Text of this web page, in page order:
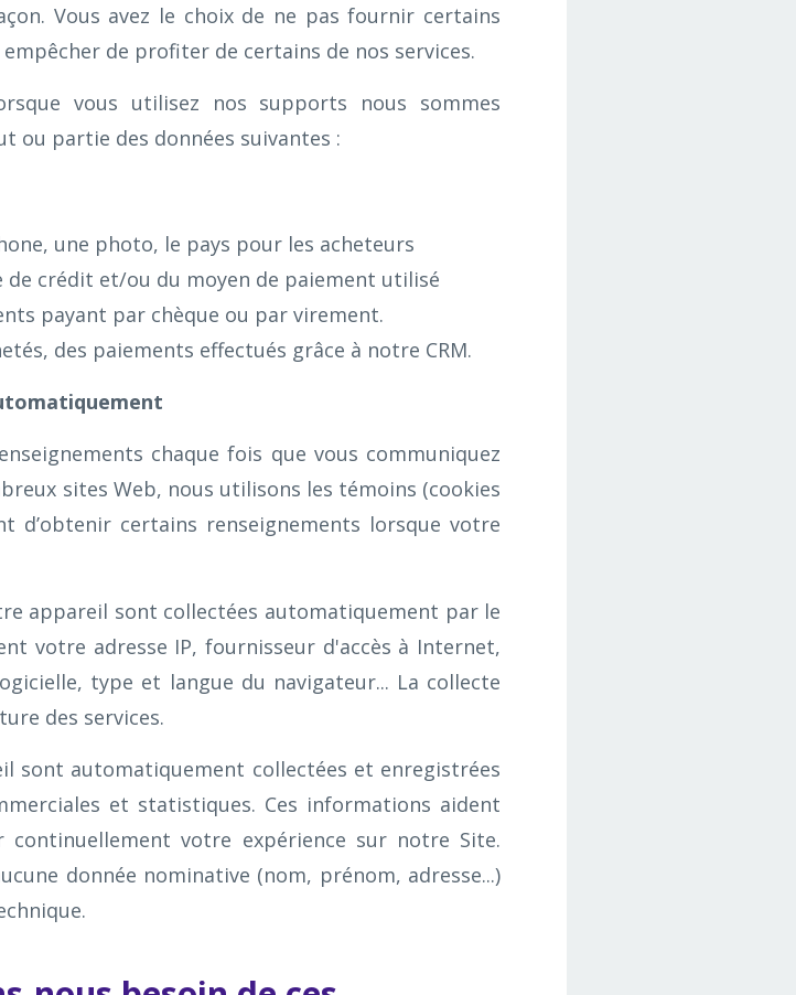
Vous avez le choix de ne pas fournir certains
de profiter de certains de nos services.
vous utilisez nos supports nous sommes
ou partie des données suivantes :
une photo, le pays pour les acheteurs
de crédit et/ou du moyen de paiement utilisé
payant par chèque ou par virement.
des paiements effectués grâce à notre CRM.
chaque fois que vous communiquez
sites Web, nous utilisons les témoins (cookies
d’obtenir certains renseignements lorsque votre
appareil sont collectées automatiquement par le
votre adresse IP, fournisseur d'accès à Internet,
type et langue du navigateur... La collecte
des services.
sont automatiquement collectées et enregistrées
et statistiques. Ces informations aident
continuellement votre expérience sur notre Site.
donnée nominative (nom, prénom, adresse...)